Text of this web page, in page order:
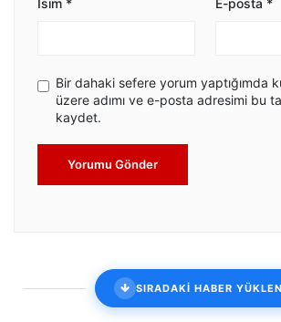
Bir dahaki sefere yorum yaptığımda
üzere adımı ve e-posta adresimi bu
kaydet.
Yorumu Gönder
SIRADAKİ HABER